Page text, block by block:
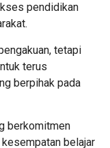
pendidikan
tetapi
terus
berpihak pada
berkomitmen
belajar